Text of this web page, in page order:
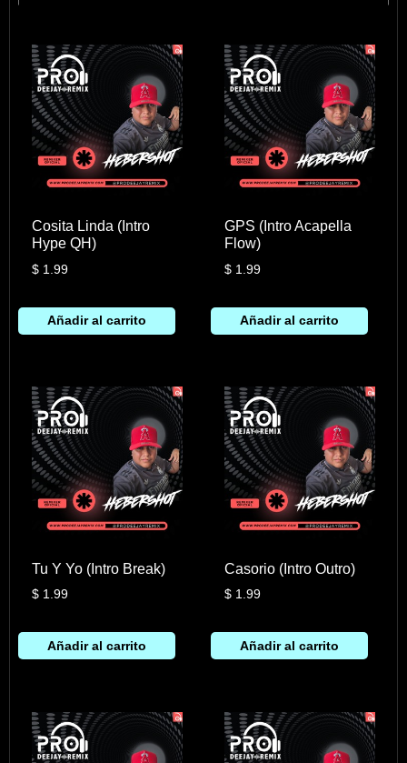
Cosita Linda (Intro
Hype QH)
$1.99
Añadir al carrito
GPS (Intro Acapella
Flow)
$ 1.99
Añadir al carrito
Tu Y Yo (Intro Break)
$1.99
Añadir al carrito
Casorio (Intro Outro)
$ 1.99
Añadir al carrito